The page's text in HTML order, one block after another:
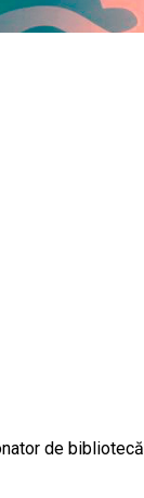
de bibliotecă